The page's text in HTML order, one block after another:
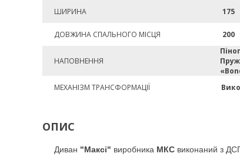
ШИРИНА 175
ДОВЖИНА СПАЛЬНОГО МІСЦЯ 200
НАПОВНЕННЯ
МЕХАНІЗМ ТРАНСФОРМАЦІЇ
ОПИС
Диван "Максі" виробника МКСвиконаний з